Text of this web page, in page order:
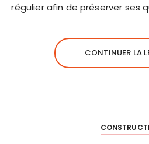
régulier afin de préserver ses
CONTINUER LA